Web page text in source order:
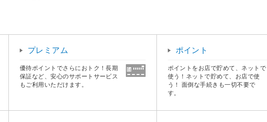
プレミアム
優待ポイントでさらにおトク！長期
保証など、安心のサポートサービス
もご利用いただけます。
ポイント
ポイントをお店で貯めて、ネットで
使う！ネットで貯めて、お店で使
う！ 面倒な手続きも一切不要で
す。